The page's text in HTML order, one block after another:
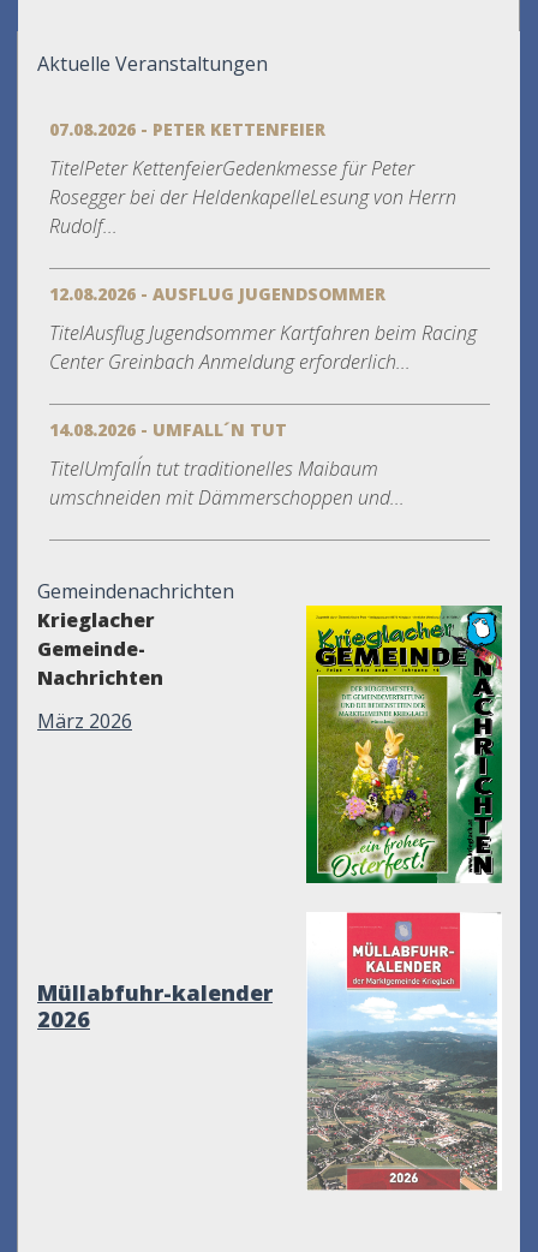
Aktuelle Veranstaltungen
07.08.2026 - PETER KETTENFEIER
TitelPeter KettenfeierGedenkmesse für Peter
Rosegger bei der HeldenkapelleLesung von Herrn
Rudolf...
12.08.2026 - AUSFLUG JUGENDSOMMER
TitelAusflug Jugendsommer Kartfahren beim Racing
Center Greinbach Anmeldung erforderlich...
14.08.2026 - UMFALL´N TUT
TitelUmfall´n tut traditionelles Maibaum
umschneiden mit Dämmerschoppen und...
Gemeindenachrichten
Krieglacher
Gemeinde-
Nachrichten
März 2026
Müllabfuhr-kalender
2026